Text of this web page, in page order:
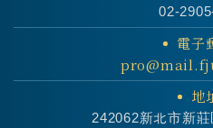
02-
電子
地
242062新北市新